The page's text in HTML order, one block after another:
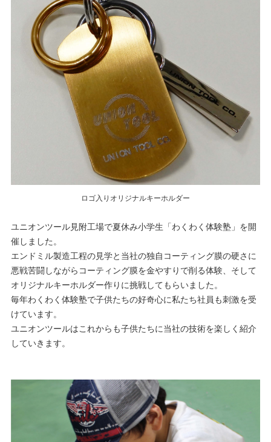
ロゴ入りオリジナルキーホルダー
ユニオンツール見附工場で夏休み小学生「わくわく体験塾」を開
催しました。
エンドミル製造工程の見学と当社の独自コーティング膜の硬さに
悪戦苦闘しながらコーティング膜を金やすりで削る体験、そして
オリジナルキーホルダー作りに挑戦してもらいました。
毎年わくわく体験塾で子供たちの好奇心に私たち社員も刺激を受
けています。
ユニオンツールはこれからも子供たちに当社の技術を楽しく紹介
していきます。